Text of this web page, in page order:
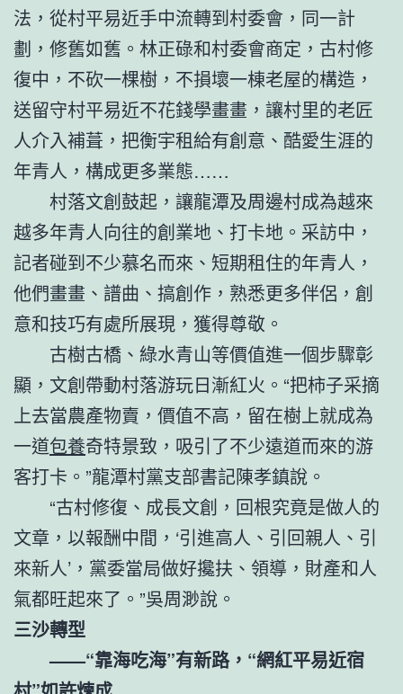
法，從村平易近手中流轉到村委會，同一計
劃，修舊如舊。林正碌和村委會商定，古村修
復中，不砍一棵樹，不損壞一棟老屋的構造，
送留守村平易近不花錢學畫畫，讓村里的老匠
人介入補葺，把衡宇租給有創意、酷愛生涯的
年青人，構成更多業態……
村落文創鼓起，讓龍潭及周邊村成為越來
越多年青人向往的創業地、打卡地。采訪中，
記者碰到不少慕名而來、短期租住的年青人，
他們畫畫、譜曲、搞創作，熟悉更多伴侶，創
意和技巧有處所展現，獲得尊敬。
古樹古橋、綠水青山等價值進一個步驟彰
顯，文創帶動村落游玩日漸紅火。“把柿子采摘
上去當農產物賣，價值不高，留在樹上就成為
一道包養奇特景致，吸引了不少遠道而來的游
客打卡。”龍潭村黨支部書記陳孝鎮說。
“古村修復、成長文創，回根究竟是做人的
文章，以報酬中間，‘引進高人、引回親人、引
來新人’，黨委當局做好攙扶、領導，財產和人
氣都旺起來了。”吳周渺說。
三沙轉型
——“靠海吃海”有新路，“網紅平易近宿